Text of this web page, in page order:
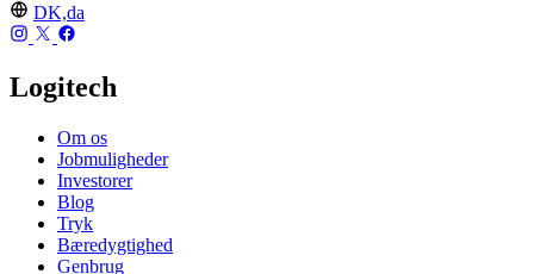
DK,da
Logitech
Om os
Jobmuligheder
Investorer
Blog
Tryk
Bæredygtighed
Genbrug